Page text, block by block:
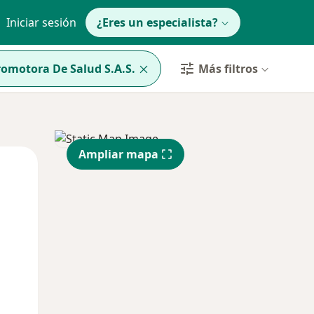
Iniciar sesión ¿Eres un especialista?
De Salud S.A.S. Más filtros
Mar Mié
Ampliar mapa